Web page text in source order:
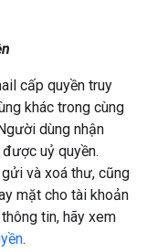
cấp quyền truy
khác trong cùng
dùng nhận
uỷ quyền.
và xoá thư, cũng
mặt cho tài khoản
tin, hãy xem
.